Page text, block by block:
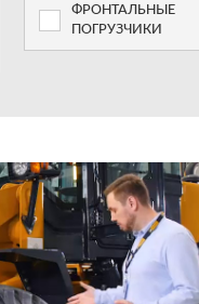
ФРОНТАЛЬНЫЕ
ПОГРУЗЧИКИ